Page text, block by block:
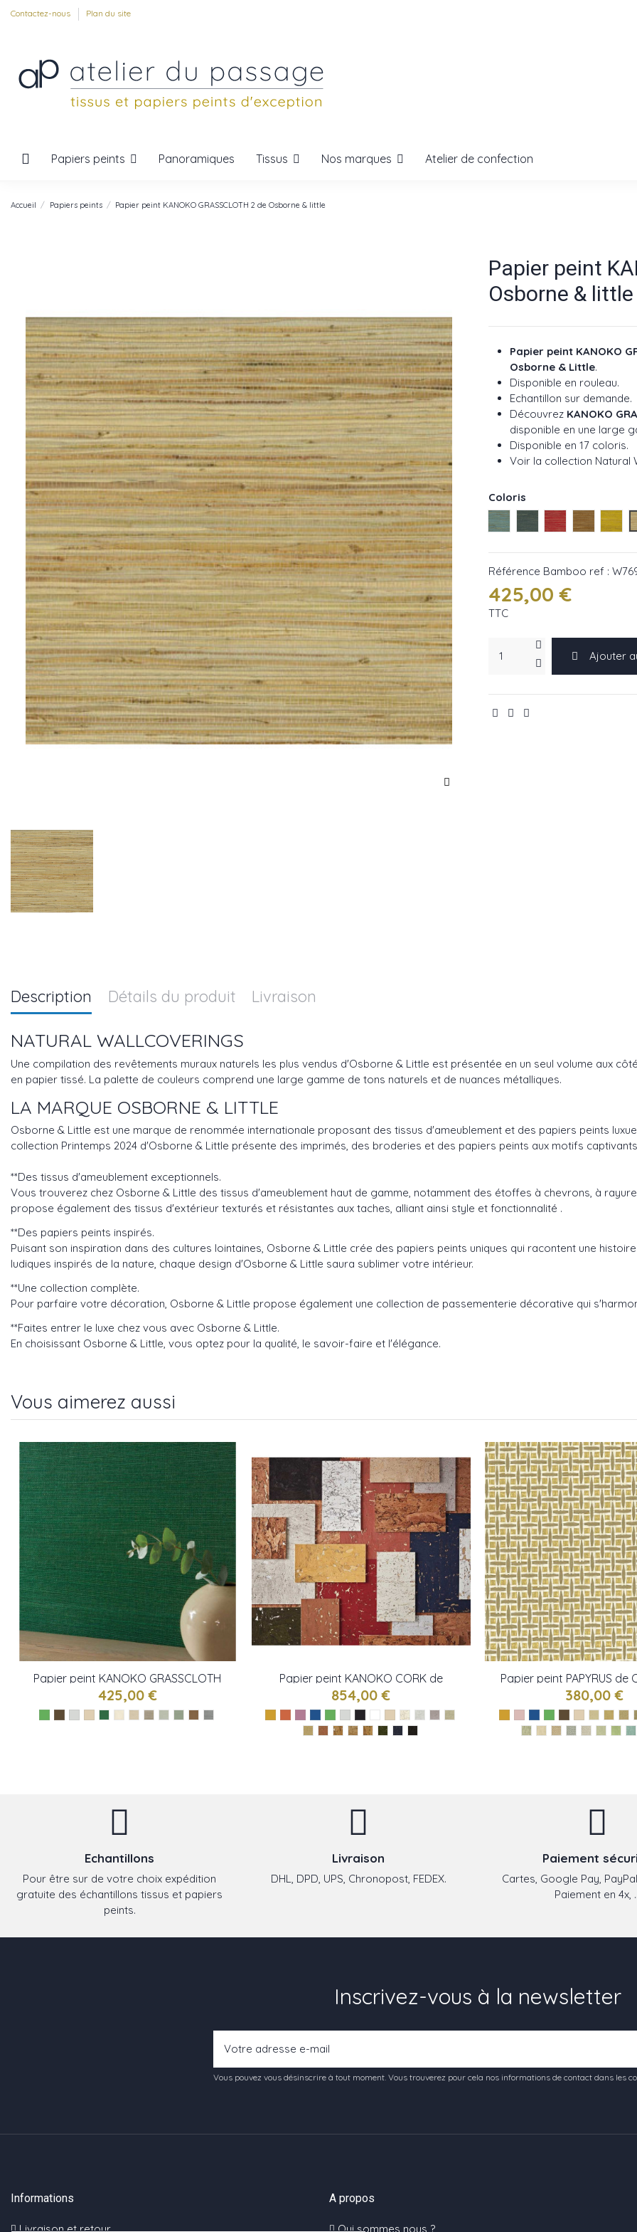
Contactez-nous Plan du site
Papiers peints Panoramiques Tissus Nos marques Atelier de confection
Accueil Papiers peints Papier peint KANOKO GRASSCLOTH 2 de Osborne & little
Papier peint
Osborne & little
Papier peint KANOKO
Osborne & Little.
Disponible en rouleau.
Echantillon sur demande.
Découvrez KANOKO
disponible en une large
Disponible en 17 coloris.
Voir la collection Natural
Coloris
Lagoon ref : W7690-01
Petrol ref : W7690-03
Poppy ref :Sienna ref
Référence Bamboo ref :
425,00 €
TTC
Ajouter
Description Détails du produit Livraison
NATURAL WALLCOVERINGS
Une compilation des revêtements muraux naturels les plus vendus d'Osborne & Little est présentée en un seul volume aux
en papier tissé. La palette de couleurs comprend une large gamme de tons naturels et de nuances métalliques.
LA MARQUE OSBORNE & LITTLE
Osborne & Little est une marque de renommée internationale proposant des tissus d'ameublement et des papiers peints
collection Printemps 2024 d'Osborne & Little présente des imprimés, des broderies et des papiers peints aux motifs
**Des tissus d'ameublement exceptionnels.
Vous trouverez chez Osborne & Little des tissus d'ameublement haut de gamme, notamment des étoffes à chevrons, à
propose également des tissus d'extérieur texturés et résistantes aux taches, alliant ainsi style et fonctionnalité .
**Des papiers peints inspirés.
Puisant son inspiration dans des cultures lointaines, Osborne & Little crée des papiers peints uniques qui racontent une
ludiques inspirés de la nature, chaque design d'Osborne & Little saura sublimer votre intérieur.
**Une collection complète.
Pour parfaire votre décoration, Osborne & Little propose également une collection de passementerie décorative qui
**Faites entrer le luxe chez vous avec Osborne & Little.
En choisissant Osborne & Little, vous optez pour la qualité, le savoir-faire et l'élégance.
Vous aimerez aussi
Papier peint KANOKO GRASSCLOTH
de Osborne & little
425,00 €
Papier peint KANOKO CORK de
Osborne & little
854,00 €
Papier peint PAPYRUS de
little
380,00 €
Echantillons
Pour être sur de votre choix expédition
gratuite des échantillons tissus et papiers
peints.
Livraison
DHL, DPD, UPS, Chronopost, FEDEX.
Paiement
Cartes, Google Pay,
Paiement en 4x,
Inscrivez-vous à la newsletter
Vous pouvez vous désinscrire à tout moment. Vous trouverez pour cela nos informations de contact dans les
Informations
Livraison et retour
A propos
Qui sommes nous ?